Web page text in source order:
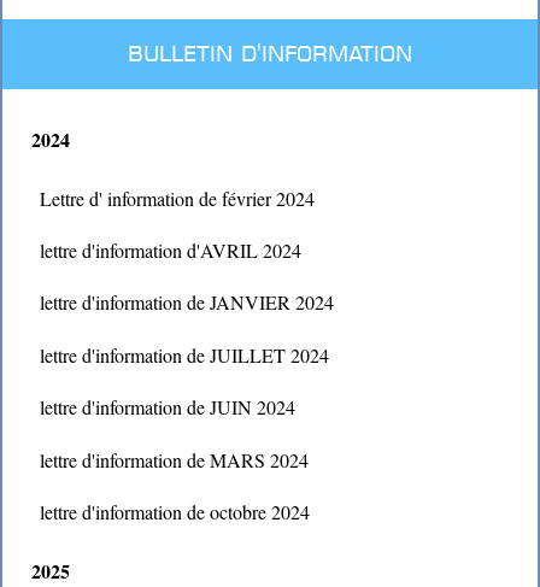
BULLETIN D'INFORMATION
2024
Lettre d' information de février 2024
lettre d'information d'AVRIL 2024
lettre d'information de JANVIER 2024
lettre d'information de JUILLET 2024
lettre d'information de JUIN 2024
lettre d'information de MARS 2024
lettre d'information de octobre 2024
2025